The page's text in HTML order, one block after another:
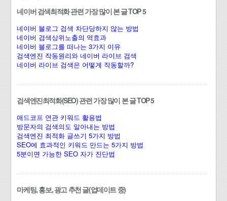
네이버 검색최적화 관련 가장 많이 본 글 TOP 5
네이버 블로그 검색 차단당하지 않는 방법
네이버 검색상위노출의 역효과
네이버 블로그를 떠나는 3가지 이유
검색엔진 작동원리와 네이버 라이브 검색
네이버 라이브 검색은 어떻게 작동할까?
검색엔진최적화(SEO) 관련 가장 많이 본 글 TOP 5
애드코프 연관 키워드 활용법
방문자의 검색의도 알아내는 방법
검색엔진 최적화 글쓰기 5가지 방법
SEO에 효과적인 키워드 만드는 5가지 방법
5분이면 가능한 SEO 자가 진단법
마케팅, 홍보, 광고 추천 글(업데이트 중)